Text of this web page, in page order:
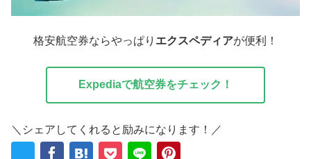
格安航空券ならやっぱり エクスペディアが便利！
Expediaで航空券をチェック！
＼シェアしてくれると励みになります！／